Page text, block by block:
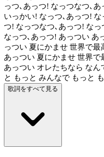
っつ､あっつ! なっつなつ､
いっかい! なっつ､あっつ!
つ! なっつなつ､あっつ! な
なっつ､あっつ! あっつい あ
っつい 夏にかませ 世界で
あっつい 夏にかませ 世界
あっつい オレたちなら な
と もっと みんなで もっと
歌詞をすべて見る